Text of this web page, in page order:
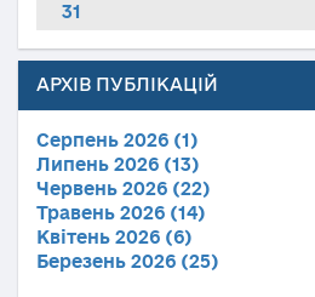
31
АРХІВ ПУБЛІКАЦІЙ
Серпень 2026 (1)
Липень 2026 (13)
Червень 2026 (22)
Травень 2026 (14)
Квітень 2026 (6)
Березень 2026 (25)